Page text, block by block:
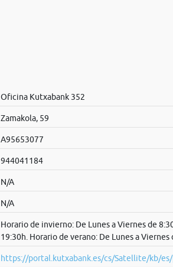
Oficina Kutxabank 352
Zamakola, 59
A95653077
944041184
N/A
N/A
Horario de invierno: De Lunes a Viernes de
19:30h. Horario de verano: De Lunes a Viernes
https://portal.kutxabank.es/cs/Satellite/kb/